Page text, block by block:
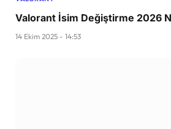
Valorant İsim Değiştirme 2026
14 Ekim 2025 - 14:53